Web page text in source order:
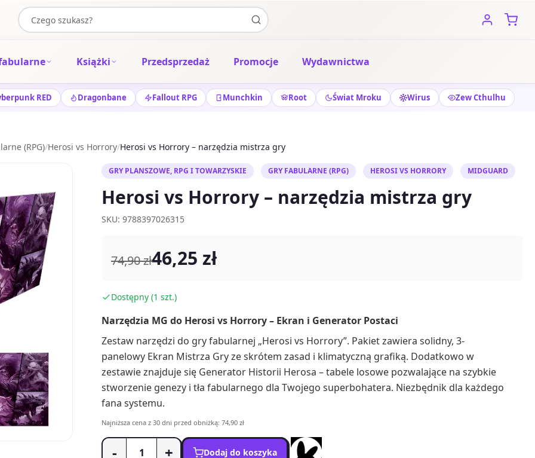
Książki Przedsprzedaż Promocje Wydawnictwa
RED Dragonbane Fallout RPG Munchkin Root Świat Mroku Wirus Zew Cthulhu
(RPG)/Herosi vs Horrory/Herosi vs Horrory – narzędzia mistrza gry
GRY PLANSZOWE, RPG I TOWARZYSKIE GRY FABULARNE (RPG) HEROSI VS HORRORY MIDGUARD
Herosi vs Horrory – narzędzia mistrza gry
SKU: 9788397026315
74,90 zł46,25 zł
Dostępny (1 szt.)
Narzędzia MG do Herosi vs Horrory – Ekran i Generator Postaci
Zestaw narzędzi do gry fabularnej „Herosi vs Horrory”. Pakiet zawiera solidny, 3-
panelowy Ekran Mistrza Gry ze skrótem zasad i klimatyczną grafiką. Dodatkowo w
zestawie znajduje się Generator Historii Herosa – tabele losowe pozwalające na szybkie
stworzenie genezy i tła fabularnego dla Twojego superbohatera. Niezbędnik dla każdego
fana systemu.
Najniższa cena z 30 dni przed obniżką: 74,90 zł
- + Dodaj do koszyka